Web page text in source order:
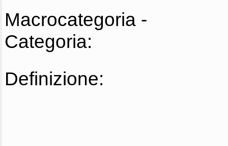
Macrocategoria -
Categoria:
Definizione: